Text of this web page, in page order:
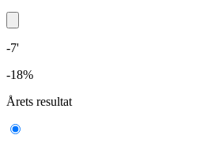
-7'
-18%
Årets resultat